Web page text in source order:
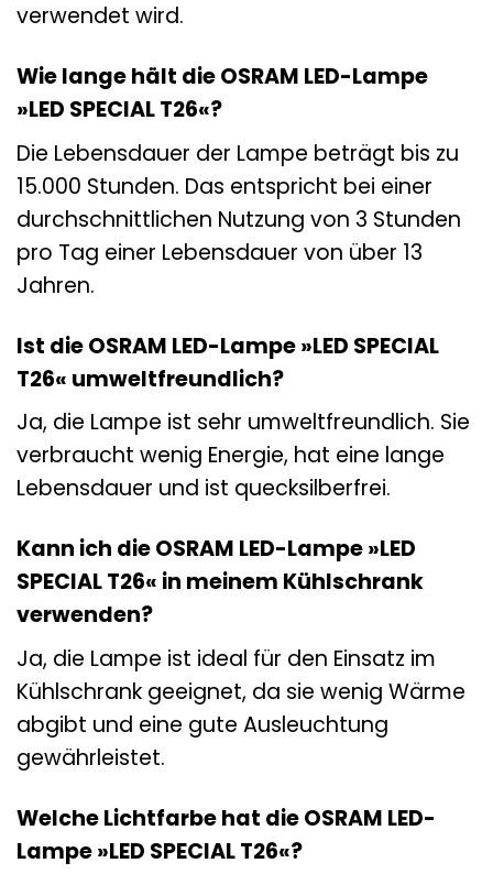
verwendet wird.
Wie lange hält die OSRAM LED-Lampe
»LED SPECIAL T26«?
Die Lebensdauer der Lampe beträgt bis zu
15.000 Stunden. Das entspricht bei einer
durchschnittlichen Nutzung von 3 Stunden
pro Tag einer Lebensdauer von über 13
Jahren.
Ist die OSRAM LED-Lampe »LED SPECIAL
T26« umweltfreundlich?
Ja, die Lampe ist sehr umweltfreundlich. Sie
verbraucht wenig Energie, hat eine lange
Lebensdauer und ist quecksilberfrei.
Kann ich die OSRAM LED-Lampe »LED
SPECIAL T26« in meinem Kühlschrank
verwenden?
Ja, die Lampe ist ideal für den Einsatz im
Kühlschrank geeignet, da sie wenig Wärme
abgibt und eine gute Ausleuchtung
gewährleistet.
Welche Lichtfarbe hat die OSRAM LED-
Lampe »LED SPECIAL T26«?